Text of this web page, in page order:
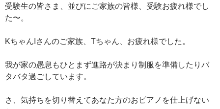
キ
ッ
受験生の皆さま、並びにご家族の皆様、受験お疲れ様でし
た〜。
KちゃんIさんのご家族、Tちゃん、お疲れ様でした。
我が家の愚息もひとまず進路が決まり制服を準備したりバ
タバタ過ごしています。
さ、気持ちを切り替えてあなた方のおピアノを仕上げない